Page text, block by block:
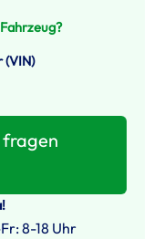
(VIN)
8-18 Uhr